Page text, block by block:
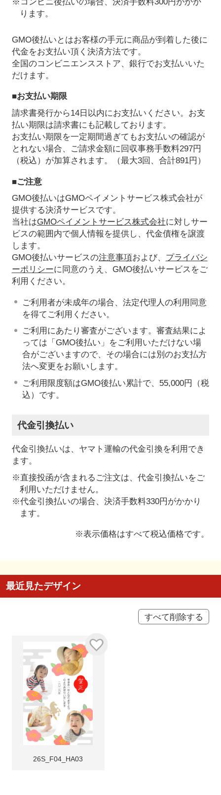
ります。
GMO後払いとはお客様の手元に商品が到着した後に
代金をお支払い頂く決済方法です。
全国のコンビニエンスストア、銀行でお支払いいた
だけます。
■お支払い期限
請求書発行から14日以内にお支払いください。お支
払い期限は請求書にも記載しております。
お支払い期限を一定期間過ぎてもお支払いの確認が
とれない場合、ご請求金額に回収事務手数料297円
（税込）が加算されます。（最大3回、合計891円）
■ご注意
GMO後払いはGMOペイメントサービス株式会社が
提供する決済サービスです。
当社はGMOペイメントサービス株式会社に対しサー
ビスの範囲内で個人情報を提供し、代金債権を譲渡
します。
GMO後払いサービスの注意事項および、 プライバシ
ーポリシーに同意のうえ、GMO後払いサービスをご
利用ください。
ご利用者が未成年の場合、法定代理人の利用同意
を得てご利用ください。
ご利用にあたり審査がございます。審査結果によ
っては「GMO後払い」をご利用いただけない場
合がございますので、その場合には別のお支払方
法へ変更をお願いします。
ご利用限度額はGMO後払い累計で、55,000円（税
込）です。
代金引換払い
代金引換払いは、ヤマト運輸の代金引換を利用でき
ます。
※直接投函が含まれるご注文は、代金引換払いをご
利用いただけません。
※代金引換払いの場合、決済手数料330円がかかり
ます。
※表示価格はすべて税込価格です。
最近見たデザイン
すべて削除する
26S_F04_HA03